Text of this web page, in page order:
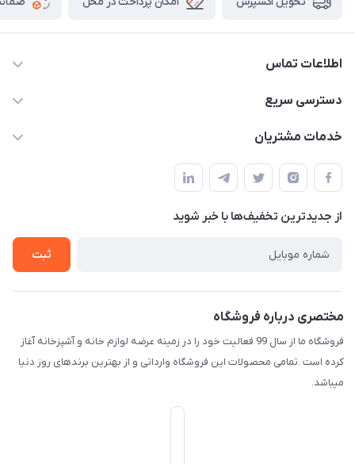
اطلاعات تماس
09165044753
دسترسی سریع
حساب کاربری
لیست محصولات
درباره ما
خدمات مشتریان
قوانین و مقررات
حریم خصوصی
راهنما
از جدید‌ترین تخفیف‌ها با‌ خبر شوید
ثبت
مختصری درباره فروشگاه
فروشگاه ما از سال 99 فعالیت خود را در زمینه عرضه لوازم خانه و آشپزخانه آغاز
کرده است .تمامی محصولات این فروشگاه وارداتی و از بهترین برندهای روز دنیا
میباشد.